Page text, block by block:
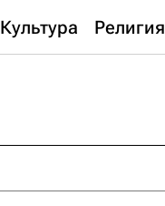
Культура Религия